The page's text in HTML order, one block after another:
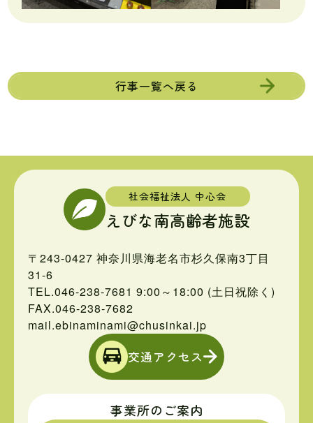
行事一覧へ戻る
社会福祉法人 中心会
えびな南高齢者施設
〒243-0427 神奈川県海老名市杉久保南3丁目
31-6
TEL.046-238-7681 9:00～18:00 (土日祝除く)
FAX.046-238-7682
mail.ebinaminami@chusinkai.jp
交通アクセス
事業所のご案内